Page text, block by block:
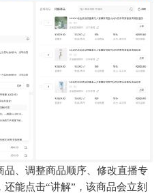
品、调整商品顺序、修改直播专
能点击“讲解”，该商品会立刻